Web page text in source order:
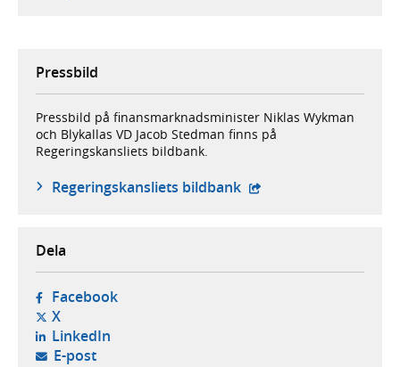
Pressbild
Pressbild på finansmarknadsminister Niklas Wykman
och Blykallas VD Jacob Stedman finns på
Regeringskansliets bildbank.
Regeringskansliets bildbank - extern webbplats,
Dela
Facebook- öppnas i ny flik, extern webbplats,
X- öppnas i ny flik, extern webbplats,
LinkedIn- öppnas i ny flik, extern webbplats,
E-post- öppnar din e-postklient,